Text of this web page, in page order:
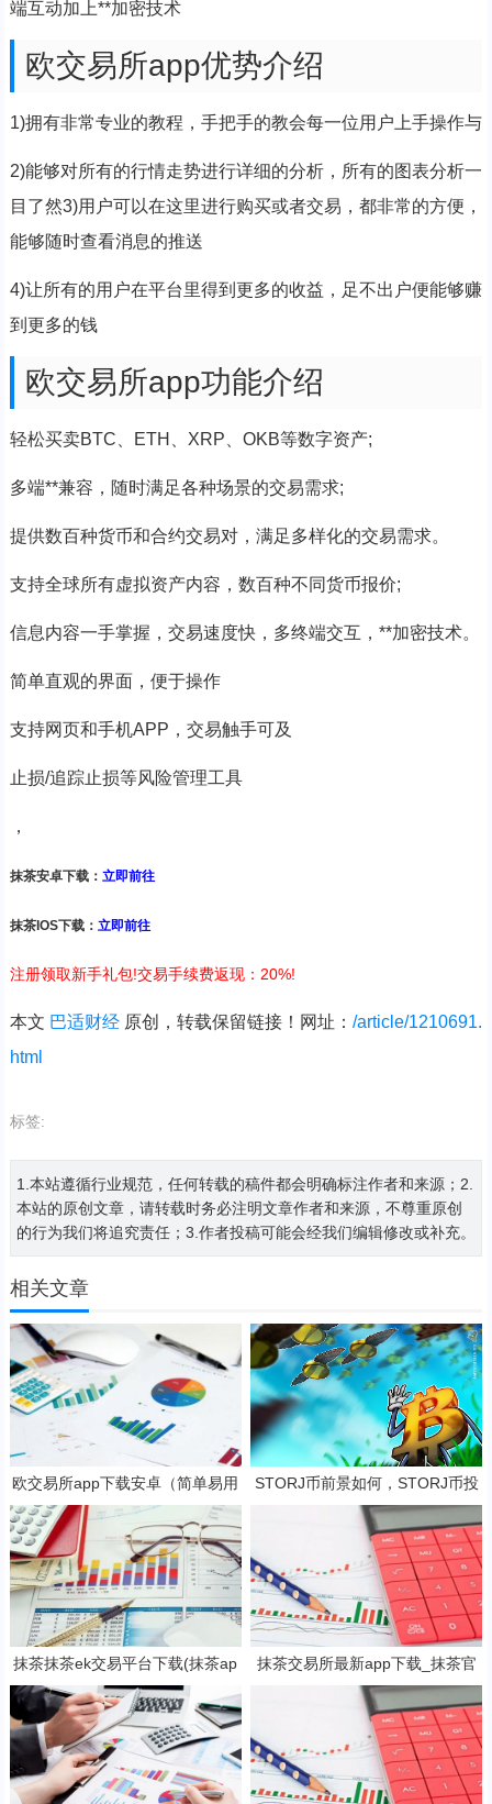
端互动加上**加密技术
欧交易所app优势介绍
1)拥有非常专业的教程，手把手的教会每一位用户上手操作与
2)能够对所有的行情走势进行详细的分析，所有的图表分析一
目了然3)用户可以在这里进行购买或者交易，都非常的方便，
能够随时查看消息的推送
4)让所有的用户在平台里得到更多的收益，足不出户便能够赚
到更多的钱
欧交易所app功能介绍
轻松买卖BTC、ETH、XRP、OKB等数字资产;
多端**兼容，随时满足各种场景的交易需求;
提供数百种货币和合约交易对，满足多样化的交易需求。
支持全球所有虚拟资产内容，数百种不同货币报价;
信息内容一手掌握，交易速度快，多终端交互，**加密技术。
简单直观的界面，便于操作
支持网页和手机APP，交易触手可及
止损/追踪止损等风险管理工具
，
抹茶安卓下载： 立即前往
抹茶IOS下载： 立即前往
注册领取新手礼包!交易手续费返现：20%!
本文 巴适财经原创，转载保留链接！网址： /article/1210691.
html
标签:
1.本站遵循行业规范，任何转载的稿件都会明确标注作者和来源；2.
本站的原创文章，请转载时务必注明文章作者和来源，不尊重原创
的行为我们将追究责任；3.作者投稿可能会经我们编辑修改或补充。
相关文章
欧交易所app下载安卓（简单易用
的数字货币交易app）
STORJ币前景如何，STORJ币投
资价值深度分析
抹茶抹茶ek交易平台下载(抹茶ap
p专业版v8.2.4下载)
抹茶交易所最新app下载_抹茶官
网入口(v6.25.0)